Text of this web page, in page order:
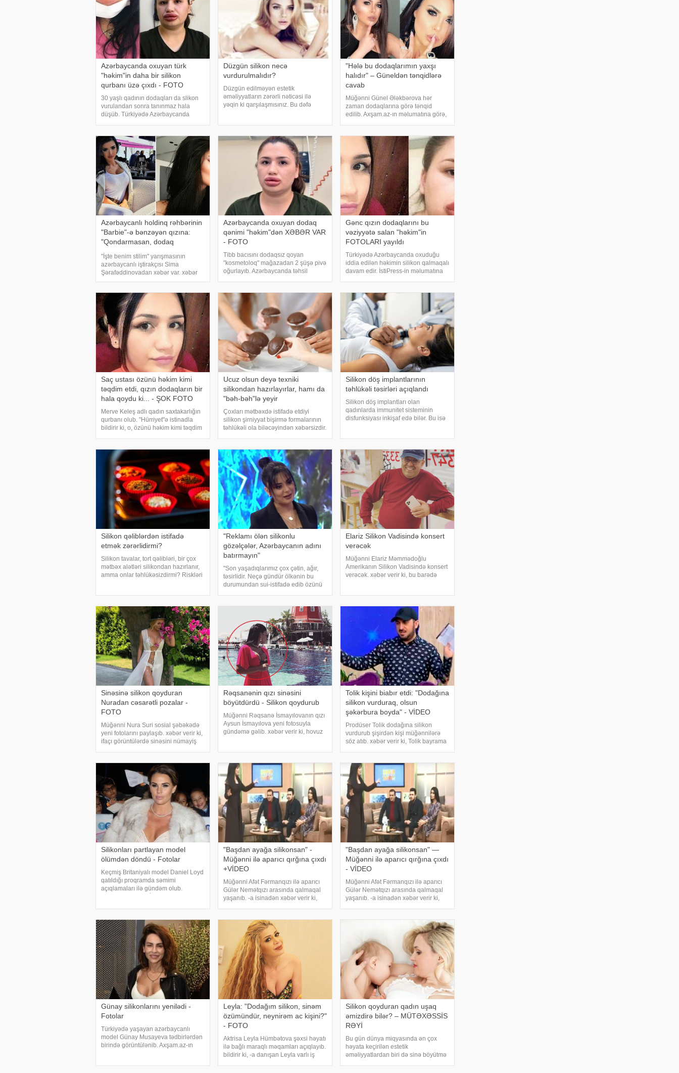
Azərbaycanda oxuyan türk
"həkim"in daha bir silikon
qurbanı üzə çıxdı - FOTO
30 yaşlı qadının dodaqları da slikon
vurulandan sonra tanınmaz hala
düşüb. Türkiyədə Azərbaycanda
in Türkiyə mətbuatına istinadla verdiyi
məlumat
Düzgün silikon necə
vurdurulmalıdır?
Düzgün edilməyən estetik
əməliyyatların zərərli nəticəsi ilə
yəqin ki qarşılaşmısınız. Bu dəfə
sizin xarici görünüşünüz
"Hələ bu dodaqlarımın yaxşı
halıdır" – Güneldən tənqidlərə
cavab
Müğənni Günel Ələkbərova hər
zaman dodaqlarına görə tənqid
edilib. Axşam.az-ın məlumatına görə,
ilə bağlı suallar ünvanlayıblar. Ötən
gün Günel İnstaqramd
Azərbaycanlı holdinq rəhbərinin
"Barbie"-ə bənzəyən qızına:
"Qondarmasan, dodaq
slikon,burun plastik, bir ton
makiyaj... " - FOTOL
"İşte benim stilim" yarışmasının
azərbaycanlı iştirakçısı Sima
Şərafəddinovadan xəbər var. xəbər
verir ki, Azərbaycanda məşhur
bildirən Sima yeni fotoları ilə
gündəmə gəlib. Fotolar
Azərbaycanda oxuyan dodaq
qənimi "həkim"dən XƏBƏR VAR
- FOTO
Tibb bacısını dodaqsız qoyan
"kosmetoloq" mağazadan 2 şüşə pivə
oğurlayıb. Azərbaycanda təhsil
alt-üst edən türk həkim tutuldu.
İstiPress-i
Gənc qızın dodaqlarını bu
vəziyyətə salan "həkim"in
FOTOLARI yayıldı
Türkiyədə Azərbaycanda oxuduğu
iddia edilən həkimin silikon qalmaqalı
davam edir. İstiPress-in məlumatına
artmağa başlayıb. 22 yaşlı tibb bacısı
Merve Keleşi
Saç ustası özünü həkim kimi
təqdim etdi, qızın dodaqların bir
hala qoydu ki... - ŞOK FOTO
Merve Keleş adlı qadın saxtakarlığın
qurbanı olub. "Hürriyet"ə istinadla
bildirir ki, o, özünü həkim kimi təqdim
dodaqlarına silikon etdirib. Onun
dodağındak
Ucuz olsun deyə texniki
silikondan hazırlayırlar, hamı da
"bəh-bəh"lə yeyir
Çoxları mətbəxdə istifadə etdiyi
silikon şirniyyat bişirmə formalarının
təhlükəli ola biləcəyindən xəbərsizdir.
məhsulların rəsmi sertifikasiyası
yoxdur
Silikon döş implantlarının
təhlükəli təsirləri açıqlandı
Silikon döş implantları olan
qadınlarda immunitet sisteminin
disfunksiyası inkişaf edə bilər. Bu isə
Sankt-Peterburq Universitetinin
Autoimmunite
Silikon qəliblərdən istifadə
etmək zərərlidirmi?
Silikon tavalar, tort qəlibləri, bir çox
mətbəx alətləri silikondan hazırlanır,
amma onlar təhlükəsizdirmi? Riskləri
"Reklamı ölən silikonlu
gözəlçələr, Azərbaycanın adını
batırmayın"
"Son yaşadıqlarımız çox çətin, ağır,
təsirlidir. Neçə gündür ölkənin bu
durumundan sui-istifadə edib özünü
iyrəncliyinizi heç olmasa bu günlərd
Elariz Silikon Vadisində konsert
verəcək
Müğənni Elariz Məmmədoğlu
Amerikanın Silikon Vadisində konsert
verəcək. xəbər verir ki, bu barədə
Yeni il qeyd olunacaq və tədbiri
Sinəsinə silikon qoyduran
Nuradan cəsarətli pozalar -
FOTO
Müğənni Nura Suri sosial şəbəkədə
yeni fotolarını paylaşıb. xəbər verir ki,
ifaçı görüntülərdə sinəsini nümayiş
cəsarətli pozalar verib. Surinin
sözügedə
Rəqsanənin qızı sinəsini
böyütdürdü - Silikon qoydurub
Müğənni Rəqsanə İsmayılovanın qızı
Aysun İsmayılova yeni fotosuyla
gündəmə gəlib. xəbər verir ki, hovuz
isə diqqətləri cəlb edib
Tolik kişini biabır etdi: "Dodağına
silikon vurduraq, olsun
şəkərbura boyda" - VİDEO
Prodüser Tolik dodağına silikon
vurdurub şişirdən kişi müğənnilərə
söz atıb. xəbər verir ki, Tolik bayrama
dodağına silikon vurduraq, bəzi
müğənnilə
Silikonları partlayan model
ölümdən döndü - Fotolar
Keçmiş Britaniyalı model Daniel Loyd
qatıldığı proqramda səmimi
açıqlamaları ilə gündəm olub.
yatmasına baxmayaraq hazırd
"Başdan ayağa silikonsan" -
Müğənni ilə aparıcı qırğına çıxdı
+VİDEO
Müğənni Afət Fərmanqızı ilə aparıcı
Gülər Nemətqızı arasında qalmaqal
yaşanıb. -a isinadən xəbər verir ki,
Bu sözlərdən əsəbiləşən Fərmanqız
"Başdan ayağa silikonsan" —
Müğənni ilə aparıcı qırğına çıxdı
- VİDEO
Müğənni Afət Fərmanqızı ilə aparıcı
Gülər Nemətqızı arasında qalmaqal
yaşanıb. -a isinadən xəbər verir ki,
Bu sözlərdən əsəbiləşən Fərmanqız
Günay silikonlarını yenilədi -
Fotolar
Türkiyədə yaşayan azərbaycanlı
model Günay Musayeva tədbirlərdən
birində görüntülənib. Axşam.az-ın
Leyla: "Dodağım silikon, sinəm
özümündür, neynirəm ac kişini?"
- FOTO
Aktrisa Leyla Hümbətova şəxsi həyatı
ilə bağlı maraqlı məqamları açıqlayıb.
bildirir ki, -a danışan Leyla varlı iş
Silikon qoyduran qadın uşaq
əmizdirə bilər? – MÜTƏXƏSSİS
RƏYİ
Bu gün dünya miqyasında ən çox
həyata keçirilən estetik
əməliyyatlardan biri də sinə böyütmə